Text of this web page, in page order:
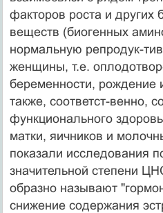
факторов роста и других
веществ (биогенных
нормальную репродук-
женщины, т.е.
беременности, рождение
также, соответст-венно,
функционального
матки, яичников и
показали исследования
значительной степени
образно называют
снижение содержания